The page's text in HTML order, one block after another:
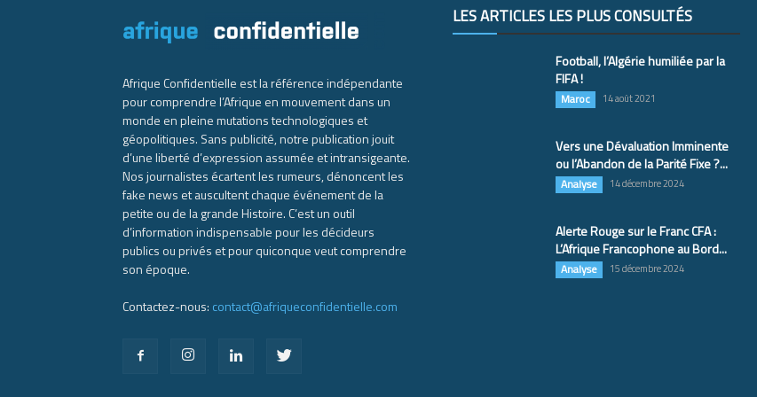
Afrique Confidentielle est la référence indépendante
pour comprendre l’Afrique en mouvement dans un
monde en pleine mutations technologiques et
géopolitiques. Sans publicité, notre publication jouit
d’une liberté d’expression assumée et intransigeante.
Nos journalistes écartent les rumeurs, dénoncent les
fake news et auscultent chaque événement de la
petite ou de la grande Histoire. C’est un outil
d’information indispensable pour les décideurs
publics ou privés et pour quiconque veut comprendre
son époque.
Contactez-nous: contact@afriqueconfidentielle.com
LES ARTICLES LES PLUS CONSULTÉS
Football, l’Algérie humiliée par la
FIFA !
Maroc 14 août 2021
Vers une Dévaluation Imminente
ou l’Abandon de la Parité Fixe ?...
Analyse 14 décembre 2024
Alerte Rouge sur le Franc CFA :
L’Afrique Francophone au Bord...
Analyse 15 décembre 2024